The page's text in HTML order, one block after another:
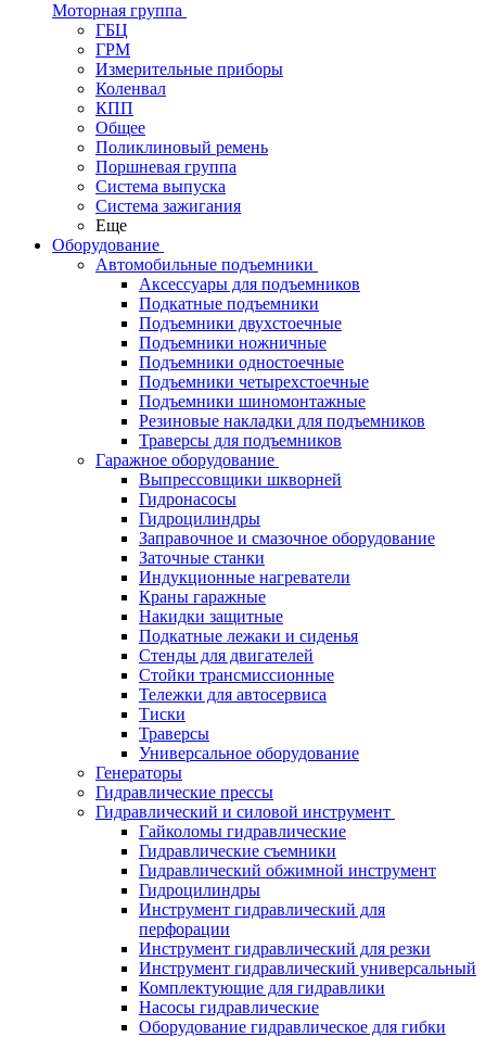
Моторная группа
ГБЦ
ГРМ
Измерительные приборы
Коленвал
КПП
Общее
Поликлиновый ремень
Поршневая группа
Система выпуска
Система зажигания
Еще
Оборудование
Автомобильные подъемники
Аксессуары для подъемников
Подкатные подъемники
Подъемники двухстоечные
Подъемники ножничные
Подъемники одностоечные
Подъемники четырехстоечные
Подъемники шиномонтажные
Резиновые накладки для подъемников
Траверсы для подъемников
Гаражное оборудование
Выпрессовщики шкворней
Гидронасосы
Гидроцилиндры
Заправочное и смазочное оборудование
Заточные станки
Индукционные нагреватели
Краны гаражные
Накидки защитные
Подкатные лежаки и сиденья
Стенды для двигателей
Стойки трансмиссионные
Тележки для автосервиса
Тиски
Траверсы
Универсальное оборудование
Генераторы
Гидравлические прессы
Гидравлический и силовой инструмент
Гайколомы гидравлические
Гидравлические съемники
Гидравлический обжимной инструмент
Гидроцилиндры
Инструмент гидравлический для
перфорации
Инструмент гидравлический для резки
Инструмент гидравлический универсальный
Комплектующие для гидравлики
Насосы гидравлические
Оборудование гидравлическое для гибки